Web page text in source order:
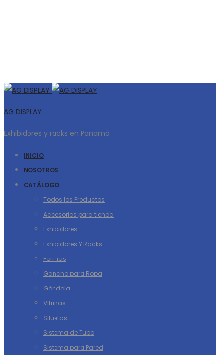
AG DISPLAY
Exhibidores y racks en Panamá
INICIO
NOSOTROS
CATÁLOGO
Todos los Productos
Accesorios para tienda
Exhibidores
Exhibidores Y Racks
Formas
Gancho para Ropa
Góndola
Vitrinas
Siluetas
Sistema de Tubo
Sistema para Pared